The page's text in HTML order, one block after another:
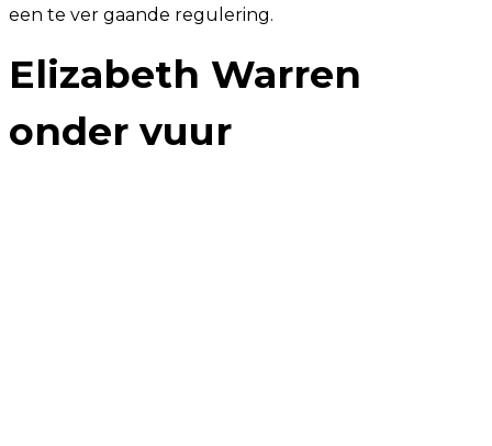
een te ver gaande regulering.
Elizabeth Warren
onder vuur